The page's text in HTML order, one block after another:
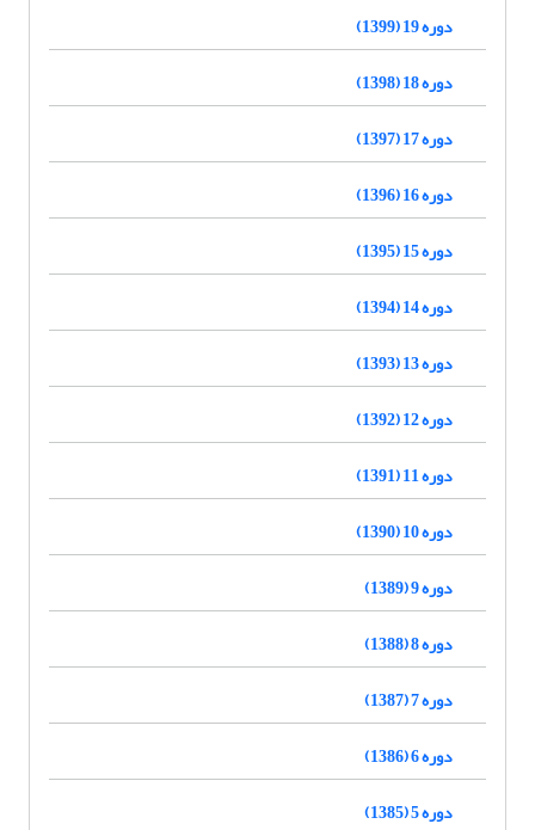
دوره 19 (1399)
دوره 18 (1398)
دوره 17 (1397)
دوره 16 (1396)
دوره 15 (1395)
دوره 14 (1394)
دوره 13 (1393)
دوره 12 (1392)
دوره 11 (1391)
دوره 10 (1390)
دوره 9 (1389)
دوره 8 (1388)
دوره 7 (1387)
دوره 6 (1386)
دوره 5 (1385)